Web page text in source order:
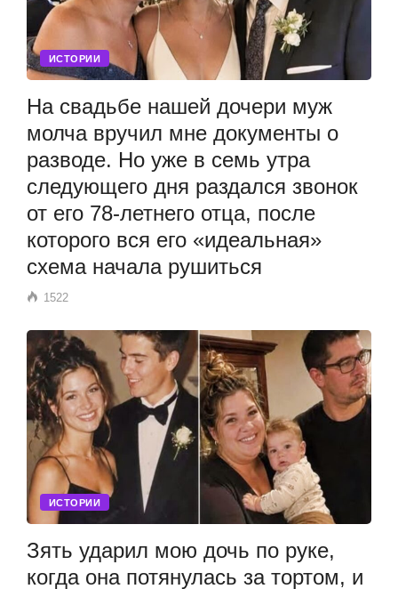
ИСТОРИИ
На свадьбе нашей дочери муж
молча вручил мне документы о
разводе. Но уже в семь утра
следующего дня раздался звонок
от его 78-летнего отца, после
которого вся его «идеальная»
схема начала рушиться
1522
ИСТОРИИ
Зять ударил мою дочь по руке,
когда она потянулась за тортом, и